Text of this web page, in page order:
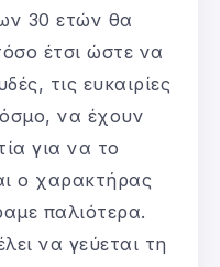
30 ετών θα
έτσι ώστε να
τις ευκαιρίες
να έχουν
για να το
ο χαρακτήρας
παλιότερα.
να γεύεται τη